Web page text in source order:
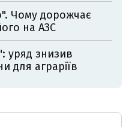
Чому дорожчає
на АЗС
уряд знизив
для аграріїв